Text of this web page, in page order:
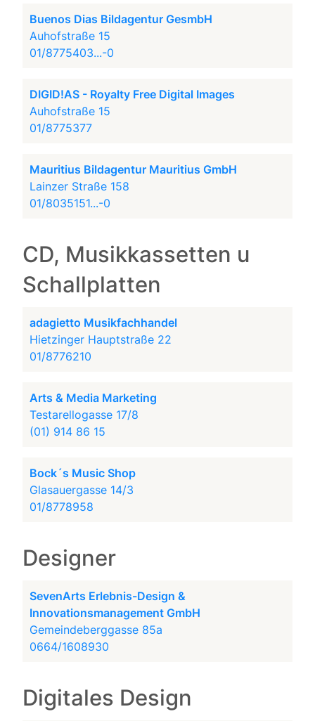
Buenos Dias Bildagentur GesmbH
Auhofstraße 15
01/8775403...-0
DIGID!AS - Royalty Free Digital Images
Auhofstraße 15
01/8775377
Mauritius Bildagentur Mauritius GmbH
Lainzer Straße 158
01/8035151...-0
CD, Musikkassetten u
Schallplatten
adagietto Musikfachhandel
Hietzinger Hauptstraße 22
01/8776210
Arts & Media Marketing
Testarellogasse 17/8
(01) 914 86 15
Bock´s Music Shop
Glasauergasse 14/3
01/8778958
Designer
SevenArts Erlebnis-Design &
Innovationsmanagement GmbH
Gemeindeberggasse 85a
0664/1608930
Digitales Design